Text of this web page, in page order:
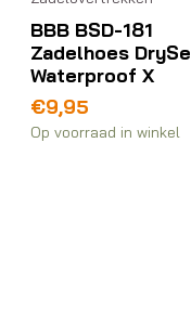
BBB BSD-181
Zadelhoes
Waterproof X
€9,95
Op voorraad in winkel